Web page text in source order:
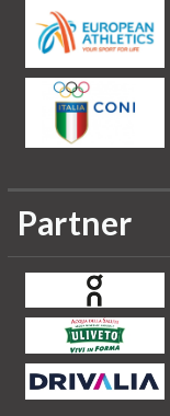
Partner